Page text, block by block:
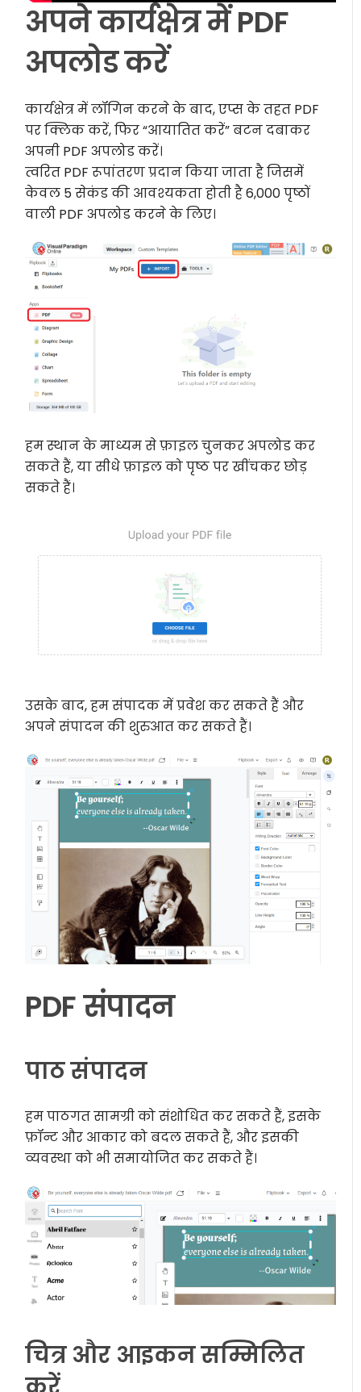
अपने कार्यक्षेत्र में PDF
अपलोड करें
कार्यक्षेत्र में लॉगिन करने के बाद, एप्स के तहत PDF
पर क्लिक करें, फिर “आयातित करें” बटन दबाकर
अपनी PDF अपलोड करें।
त्वरित PDF रूपांतरण प्रदान किया जाता है जिसमें
केवल 5 सेकंड की आवश्यकता होती है 6,000 पृष्ठों
वाली PDF अपलोड करने के लिए।
हम स्थान के माध्यम से फ़ाइल चुनकर अपलोड कर
सकते हैं, या सीधे फ़ाइल को पृष्ठ पर खींचकर छोड़
सकते हैं।
उसके बाद, हम संपादक में प्रवेश कर सकते हैं और
अपने संपादन की शुरुआत कर सकते हैं।
PDF संपादन
पाठ संपादन
हम पाठगत सामग्री को संशोधित कर सकते हैं, इसके
फ़ॉन्ट और आकार को बदल सकते हैं, और इसकी
व्यवस्था को भी समायोजित कर सकते हैं।
चित्र और आइकन सम्मिलित